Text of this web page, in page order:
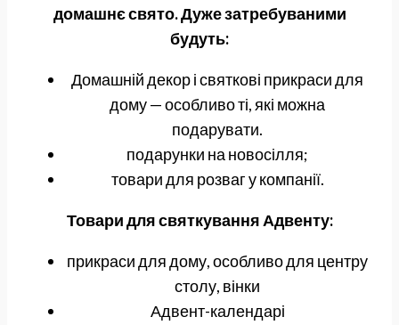
домашнє свято. Дуже затребуваними
будуть:
Домашній декор і святкові прикраси для
дому — особливо ті, які можна
подарувати.
подарунки на новосілля;
товари для розваг у компанії.
Товари для святкування Адвенту:
прикраси для дому, особливо для центру
столу, вінки
Адвент-календарі